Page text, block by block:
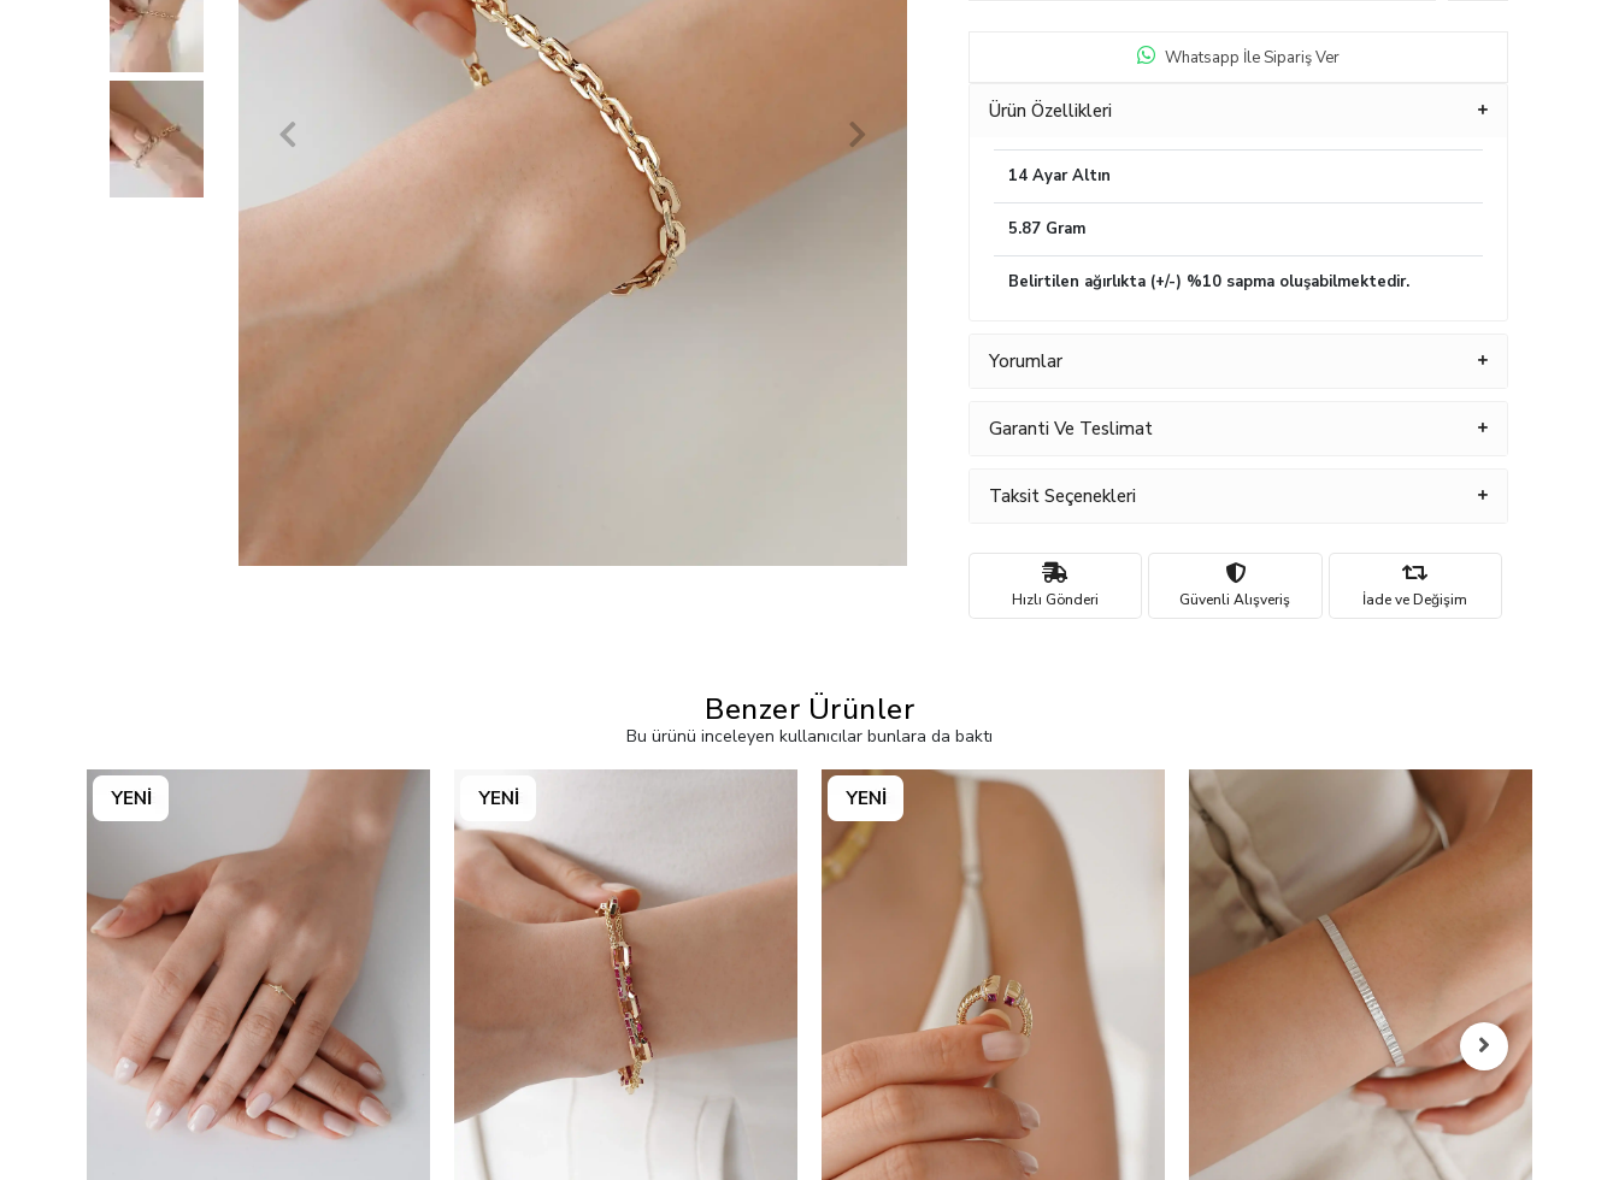
Whatsapp İle Sipariş Ver
Ürün Özellikleri
14 Ayar Altın
5.87 Gram
Belirtilen ağırlıkta (+/-) %10 sapma oluşabilmektedir.
Yorumlar
Garanti Ve Teslimat
Taksit Seçenekleri
Hızlı Gönderi Güvenli Alışveriş İade ve Değişim
Benzer Ürünler
Bu ürünü inceleyen kullanıcılar bunlara da baktı